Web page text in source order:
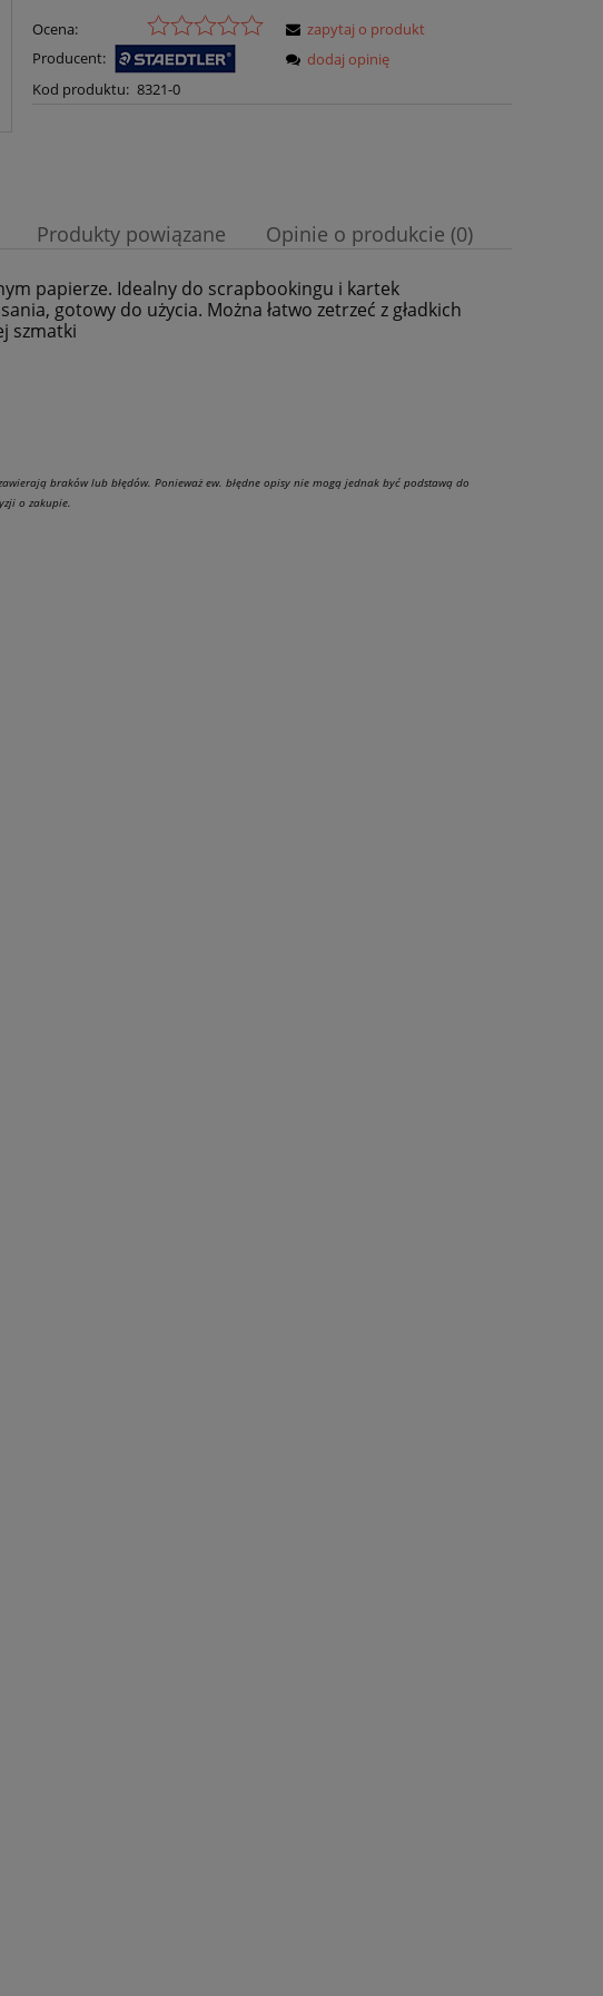
Ocena:
Producent:
Kod produktu: 8321-0
zapytaj o produkt
dodaj opinię
nie zawiera ewentualnych kosztów
Produkty powiązane Opinie o produkcie (0)
papierze. Idealny do scrapbookingu i kartek
gotowy do użycia. Można łatwo zetrzeć z gładkich
szmatki
braków lub błędów. Ponieważ ew. błędne opisy nie mogą jednak być podstawą do
o zakupie.